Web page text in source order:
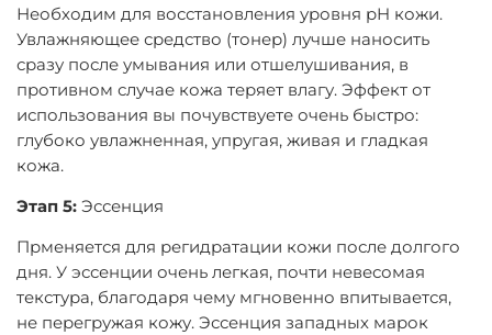
Необходим для восстановления уровня pH кожи.
Увлажняющее средство (тонер) лучше наносить
сразу после умывания или отшелушивания, в
противном случае кожа теряет влагу. Эффект от
использования вы почувствуете очень быстро:
глубоко увлажненная, упругая, живая и гладкая
кожа.
Этап 5: Эссенция
Прменяется для регидратации кожи после долгого
дня. У эссенции очень легкая, почти невесомая
текстура, благодаря чему мгновенно впитывается,
не перегружая кожу. Эссенция западных марок